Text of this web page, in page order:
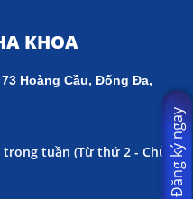
KHOA
Hoàng Cầu, Đống Đa,
trong tuần (Từ thứ 2 - Chủ Đăng ký ngay